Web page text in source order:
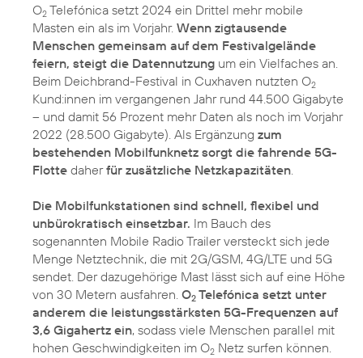
O2 Telefónica setzt 2024 ein Drittel mehr mobile
Masten ein als im Vorjahr. Wenn zigtausende
Menschen gemeinsam auf dem Festivalgelände
feiern, steigt die Datennutzung um ein Vielfaches an.
Beim Deichbrand-Festival in Cuxhaven nutzten O2
Kund:innen im vergangenen Jahr rund 44.500 Gigabyte
– und damit 56 Prozent mehr Daten als noch im Vorjahr
2022 (28.500 Gigabyte). Als Ergänzung zum
bestehenden Mobilfunknetz sorgt die fahrende 5G-
Flotte daherfür zusätzliche Netzkapazitäten
Die Mobilfunkstationen sind schnell, flexibel und
unbürokratisch einsetzbar. Im Bauch des
sogenannten Mobile Radio Trailer versteckt sich jede
Menge Netztechnik, die mit 2G/GSM, 4G/LTE und 5G
sendet. Der dazugehörige Mast lässt sich auf eine Höhe
von 30 Metern ausfahren. O2 Telefónica setzt unter
anderem die leistungsstärksten 5G-Frequenzen auf
3,6 Gigahertz ein, sodass viele Menschen parallel mit
hohen Geschwindigkeiten im O2 Netz surfen können.